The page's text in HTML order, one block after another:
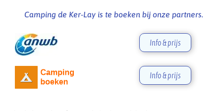
Camping de Ker-Lay is te boeken bij onze partners.
Info & prijs
Info & prijs